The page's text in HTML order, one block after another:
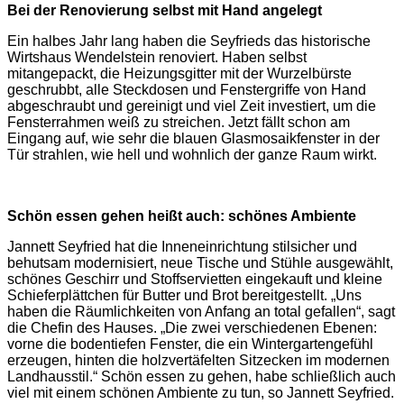
Bei der Renovierung selbst mit Hand angelegt
Ein halbes Jahr lang haben die Seyfrieds das historische
Wirtshaus Wendelstein renoviert. Haben selbst
mitangepackt, die Heizungsgitter mit der Wurzelbürste
geschrubbt, alle Steckdosen und Fenstergriffe von Hand
abgeschraubt und gereinigt und viel Zeit investiert, um die
Fensterrahmen weiß zu streichen. Jetzt fällt schon am
Eingang auf, wie sehr die blauen Glasmosaikfenster in der
Tür strahlen, wie hell und wohnlich der ganze Raum wirkt.
Schön essen gehen heißt auch: schönes Ambiente
Jannett Seyfried hat die Inneneinrichtung stilsicher und
behutsam modernisiert, neue Tische und Stühle ausgewählt,
schönes Geschirr und Stoffservietten eingekauft und kleine
Schieferplättchen für Butter und Brot bereitgestellt. „Uns
haben die Räumlichkeiten von Anfang an total gefallen“, sagt
die Chefin des Hauses. „Die zwei verschiedenen Ebenen:
vorne die bodentiefen Fenster, die ein Wintergartengefühl
erzeugen, hinten die holzvertäfelten Sitzecken im modernen
Landhausstil.“ Schön essen zu gehen, habe schließlich auch
viel mit einem schönen Ambiente zu tun, so Jannett Seyfried.